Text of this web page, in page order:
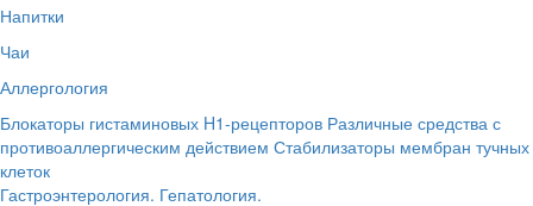
Напитки
Чаи
Аллергология
Блокаторы гистаминовых H1-рецепторов Различные средства с
противоаллергическим действием Стабилизаторы мембран тучных
клеток
Гастроэнтерология. Гепатология.